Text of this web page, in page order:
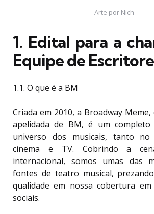
Arte por Nich
1. Edital para a
Equipe de
1.1. O que é a BM
Criada em 2010, a Broadway
apelidada de BM, é um
universo dos musicais, tanto
cinema e TV. Cobrindo a
internacional, somos umas das
fontes de teatro musical,
qualidade em nossa cobertura
sociais.